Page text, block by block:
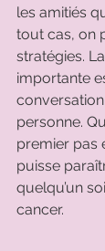
les amitiés
tout cas, on
stratégies.
importante
personne.
premier pas
puisse
quelqu’un
cancer.